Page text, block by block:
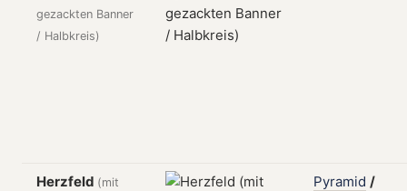
gezackten Banner
/ Halbkreis)
Herzfeld (mit
Pyramid /